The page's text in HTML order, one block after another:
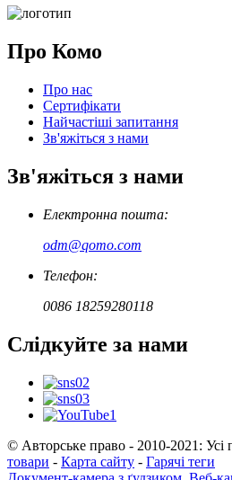
Про Комо
Про нас
Сертифікати
Найчастіші запитання
Зв'яжіться з нами
Зв'яжіться з нами
Електронна пошта:
odm@qomo.com
Телефон:
0086 18259280118
Слідкуйте за нами
© Авторське право - 2010-2021: Усі
товари - Карта сайту - Гарячі теги